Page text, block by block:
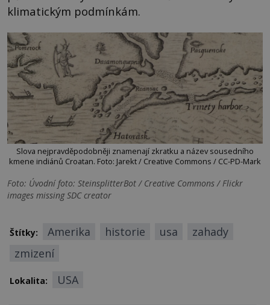
klimatickým podmínkám.
Slova nejpravděpodobněji znamenají zkratku a název sousedního
kmene indiánů Croatan. Foto: Jarekt / Creative Commons / CC-PD-Mark
Foto: Úvodní foto: SteinsplitterBot / Creative Commons / Flickr
images missing SDC creator
Štítky: Amerika historie usa
zahady
zmizení
Lokalita: USA